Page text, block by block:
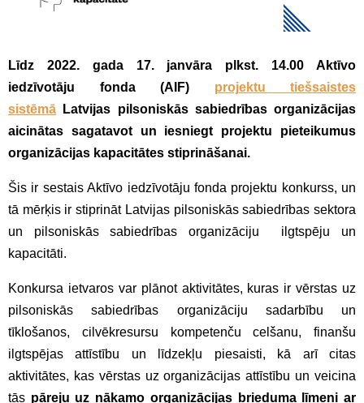
Līdz 2022. gada 17. janvāra plkst. 14.00 Aktīvo
iedzīvotāju fonda (AIF) projektu tiešsaistes
sistēmā Latvijas pilsoniskās sabiedrības organizācijas
aicinātas sagatavot un iesniegt projektu pieteikumus
organizācijas kapacitātes stiprināšanai.
Šis ir sestais Aktīvo iedzīvotāju fonda projektu konkurss, un
tā mērķis ir stiprināt Latvijas pilsoniskās sabiedrības sektora
un pilsoniskās sabiedrības organizāciju ilgtspēju un
kapacitāti.
Konkursa ietvaros var plānot aktivitātes, kuras ir vērstas uz
pilsoniskās sabiedrības organizāciju sadarbību un
tīklošanos, cilvēkresursu kompetenču celšanu, finanšu
ilgtspējas attīstību un līdzekļu piesaisti, kā arī citas
aktivitātes, kas vērstas uz organizācijas attīstību un veicina
tās pāreju uz nākamo organizācijas brieduma līmeni ar